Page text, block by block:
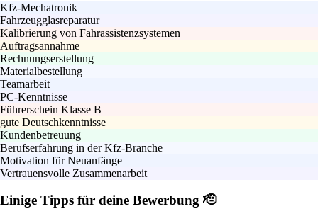
Kfz-Mechatronik
Fahrzeugglasreparatur
Kalibrierung von Fahrassistenzsystemen
Auftragsannahme
Rechnungserstellung
Materialbestellung
Teamarbeit
PC-Kenntnisse
Führerschein Klasse B
gute Deutschkenntnisse
Kundenbetreuung
Berufserfahrung in der Kfz-Branche
Motivation für Neuanfänge
Vertrauensvolle Zusammenarbeit
Einige Tipps für deine Bewerbung 🫡